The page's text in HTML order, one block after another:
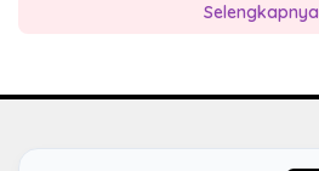
Selengkapnya